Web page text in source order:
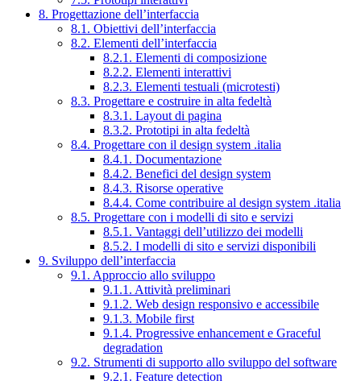
8. Progettazione dell’interfaccia
8.1. Obiettivi dell’interfaccia
8.2. Elementi dell’interfaccia
8.2.1. Elementi di composizione
8.2.2. Elementi interattivi
8.2.3. Elementi testuali (microtesti)
8.3. Progettare e costruire in alta fedeltà
8.3.1. Layout di pagina
8.3.2. Prototipi in alta fedeltà
8.4. Progettare con il design system .italia
8.4.1. Documentazione
8.4.2. Benefici del design system
8.4.3. Risorse operative
8.4.4. Come contribuire al design system .italia
8.5. Progettare con i modelli di sito e servizi
8.5.1. Vantaggi dell’utilizzo dei modelli
8.5.2. I modelli di sito e servizi disponibili
9. Sviluppo dell’interfaccia
9.1. Approccio allo sviluppo
9.1.1. Attività preliminari
9.1.2. Web design responsivo e accessibile
9.1.3. Mobile first
9.1.4. Progressive enhancement e Graceful
degradation
9.2. Strumenti di supporto allo sviluppo del software
9.2.1. Feature detection